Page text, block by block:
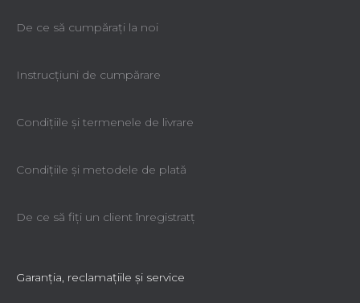
La cerere
De ce să cumpăraţi la noi
Instrucțiuni de cumpărare
Condiţiile şi termenele de livrare
Condiţiile şi metodele de plată
De ce să fiţi un client înregistratţ
Garanţia, reclamaţiile şi service